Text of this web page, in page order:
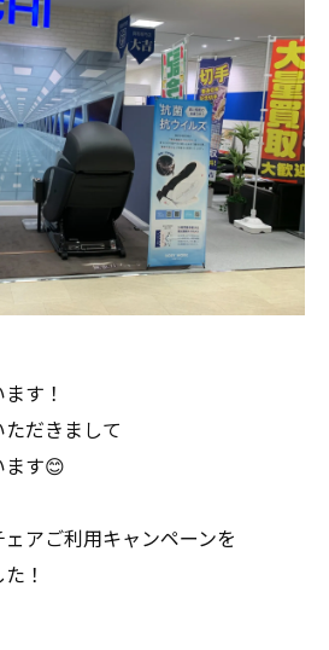
す！
だきまして
ます😊
アご利用キャンペーンを
！